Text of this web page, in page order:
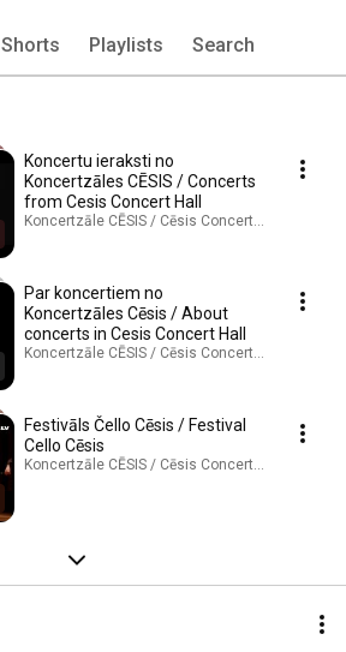
Shorts Playlists Search
Koncertu ieraksti no
Koncertzāles CĒSIS / Concerts
from Cesis Concert Hall
Koncertzāle CĒSIS / Cēsis Concert Hall · Playlist
Par koncertiem no
Koncertzāles Cēsis / About
concerts in Cesis Concert Hall
Koncertzāle CĒSIS / Cēsis Concert Hall · Playlist
Festivāls Čello Cēsis / Festival
Cello Cēsis
Koncertzāle CĒSIS / Cēsis Concert Hall · Playlist